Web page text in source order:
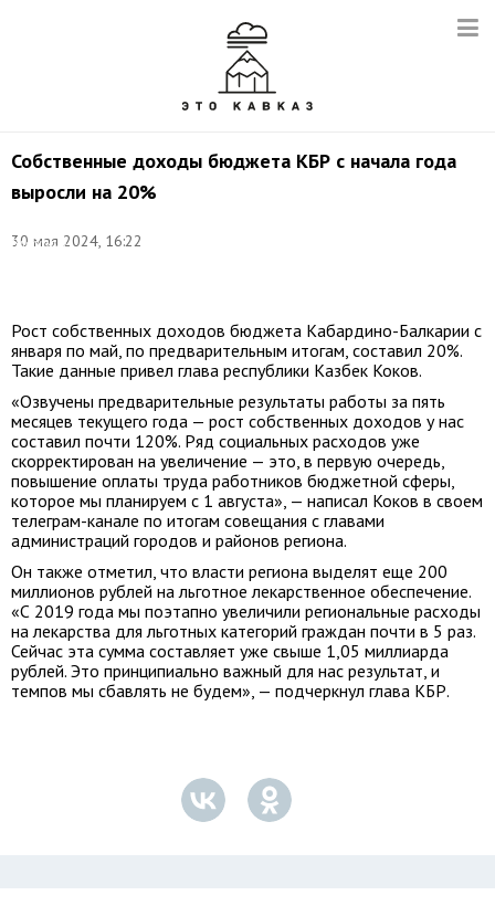
Собственные доходы бюджета КБР с начала года
выросли на 20%
30 мая 2024, 16:22
Владимир
Рост собственных доходов бюджета Кабардино-Балкарии с
января по май, по предварительным итогам, составил 20%.
Такие данные привел глава республики Казбек Коков.
«Озвучены предварительные результаты работы за пять
месяцев текущего года — рост собственных доходов у нас
составил почти 120%. Ряд социальных расходов уже
скорректирован на увеличение — это, в первую очередь,
повышение оплаты труда работников бюджетной сферы,
которое мы планируем с 1 августа», — написал Коков в своем
телеграм-канале по итогам совещания с главами
администраций городов и районов региона.
Он также отметил, что власти региона выделят еще 200
миллионов рублей на льготное лекарственное обеспечение.
«С 2019 года мы поэтапно увеличили региональные расходы
на лекарства для льготных категорий граждан почти в 5 раз.
Сейчас эта сумма составляет уже свыше 1,05 миллиарда
рублей. Это принципиально важный для нас результат, и
темпов мы сбавлять не будем», — подчеркнул глава КБР.